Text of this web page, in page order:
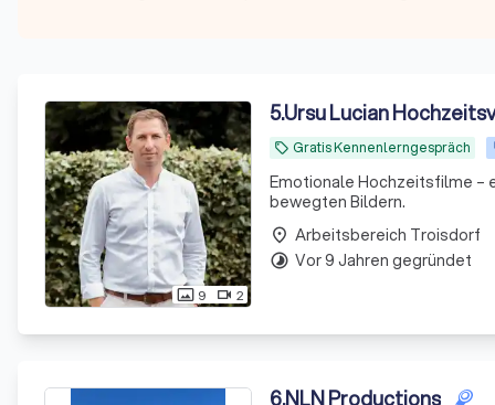
photo_size_select_actual 9 videocam 2
5.Ursu Lucian
local_offer Gratis Kennenlerngespräch
Emotionale Hochzeitsfilme –
bewegten Bildern.
place Arbeitsbereich Troisdorf
timelapse Vor 9 Jahren gegründet
6.NLN Productions